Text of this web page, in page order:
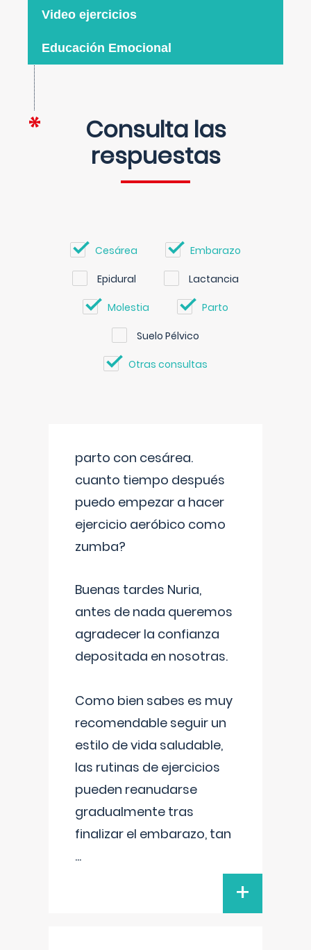
Video ejercicios
Educación Emocional
Consulta las
respuestas
Cesárea Embarazo
Epidural Lactancia
Molestia Parto
Suelo Pélvico
Otras consultas
parto con cesárea.
cuanto tiempo después
puedo empezar a hacer
ejercicio aeróbico como
zumba?
Buenas tardes Nuria,
antes de nada queremos
agradecer la confianza
depositada en nosotras.
Como bien sabes es muy
recomendable seguir un
estilo de vida saludable,
las rutinas de ejercicios
pueden reanudarse
gradualmente tras
finalizar el embarazo, tan
...
+